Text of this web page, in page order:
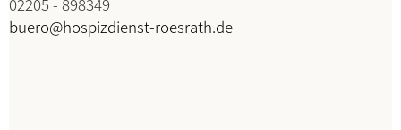
buero@hospizdienst-roesrath.de